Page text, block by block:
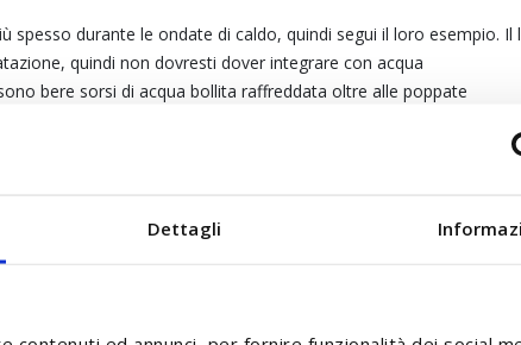
Dettagli
spesso durante le ondate di caldo, quindi segui il loro esempio. Il
quindi non dovresti dover integrare con acqua
bere sorsi di acqua bollita raffreddata oltre alle poppate
tra le 11 e le 15
durante le ore di punta